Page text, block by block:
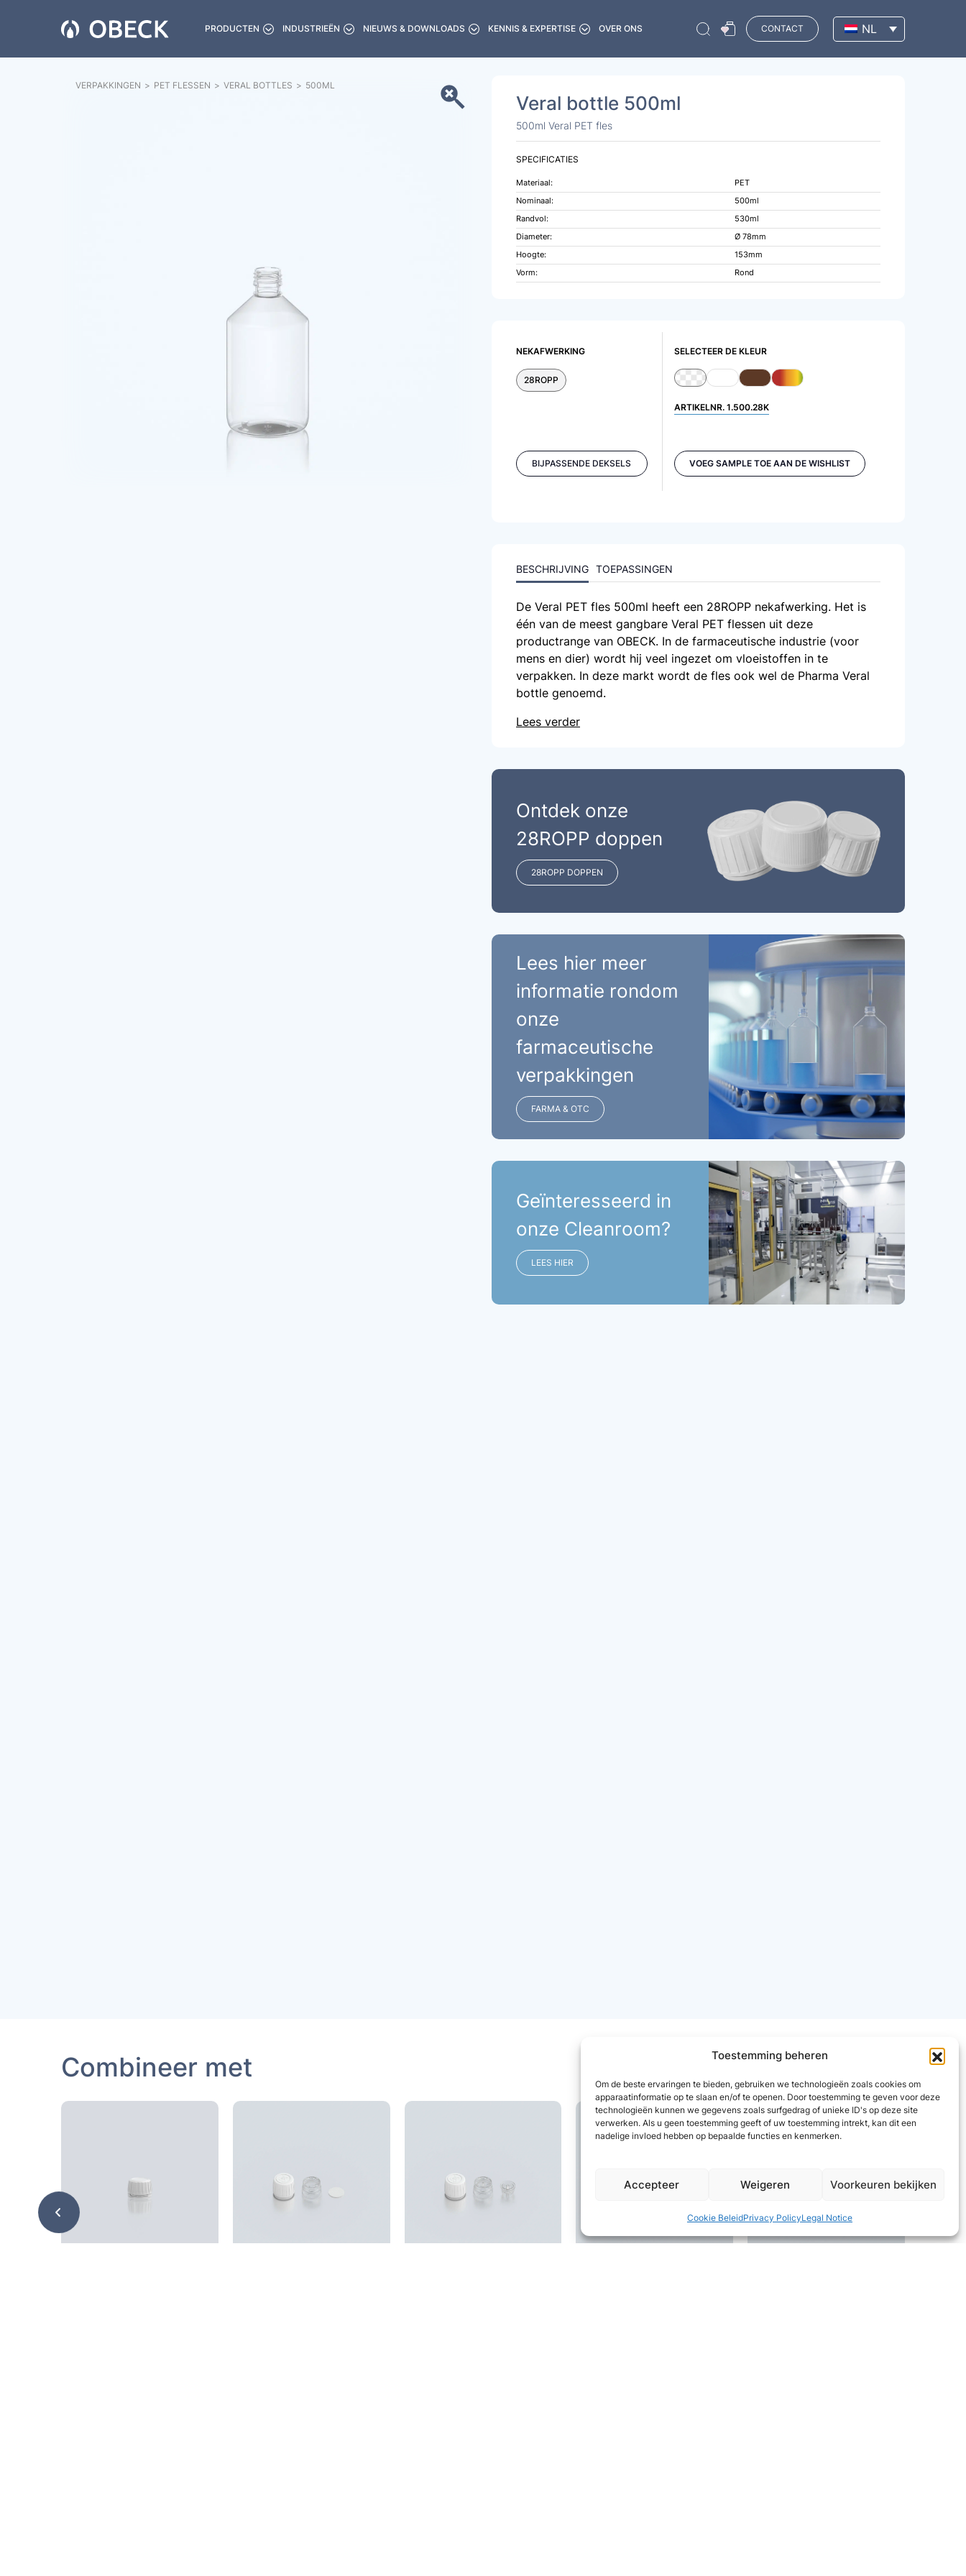
Toestemming beheren
Om de beste ervaringen te bieden, gebruiken we technologieën zoals cookies om
apparaatinformatie op te slaan en/of te openen. Door toestemming te geven voor deze
technologieën kunnen we gegevens zoals surfgedrag of unieke ID's op deze site
verwerken. Als u geen toestemming geeft of uw toestemming intrekt, kan dit een
nadelige invloed hebben op bepaalde functies en kenmerken.
Accepteer Weigeren Voorkeuren bekijken
Cookie BeleidPrivacy PolicyLegal Notice
PRODUCTEN INDUSTRIEËN NIEUWS & DOWNLOADS KENNIS & EXPERTISE OVER ONS CONTACT NL
VERPAKKINGEN > PET FLESSEN > VERAL BOTTLES > 500ML
Veral bottle 500ml
500ml Veral PET fles
SPECIFICATIES
Materiaal:
PET
Nominaal:
500ml
Randvol:
530ml
Diameter:
Ø 78mm
Hoogte:
153mm
Vorm:
Rond
NEKAFWERKING
28ROPP
BIJPASSENDE DEKSELS
SELECTEER DE KLEUR
ARTIKELNR. 1.500.28K
VOEG SAMPLE TOE AAN DE WISHLIST
BESCHRIJVING TOEPASSINGEN
De Veral PET fles 500ml heeft een 28ROPP nekafwerking. Het is
één van de meest gangbare Veral PET flessen uit deze
productrange van OBECK. In de farmaceutische industrie (voor
mens en dier) wordt hij veel ingezet om vloeistoffen in te
verpakken. In deze markt wordt de fles ook wel de Pharma Veral
bottle genoemd.
Lees verder
Ontdek onze
28ROPP doppen
28ROPP DOPPEN
Lees hier meer
informatie rondom
onze
farmaceutische
verpakkingen
FARMA & OTC
Geïnteresseerd in
onze Cleanroom?
LEES HIER
Combineer met